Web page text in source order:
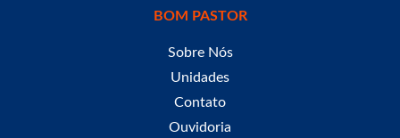
BOM PASTOR
Sobre Nós
Unidades
Contato
Ouvidoria